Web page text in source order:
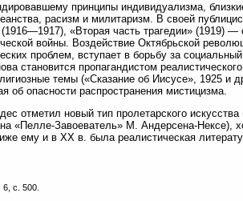
принципы индивидуализма,
расизм и милитаризм. В своей
«Вторая часть трагедии» (1919) —
войны. Воздействие Октябрьской
проблем, вступает в борьбу за
становится пропагандистом
темы («Сказание об Иисусе», 1925 и
об опасности распространения мистицизма.
отметил новый тип пролетарского
«Пелле-Завоеватель» М. Андерсена-Нексе),
ему и в XX в. была реалистическая
с. 500.